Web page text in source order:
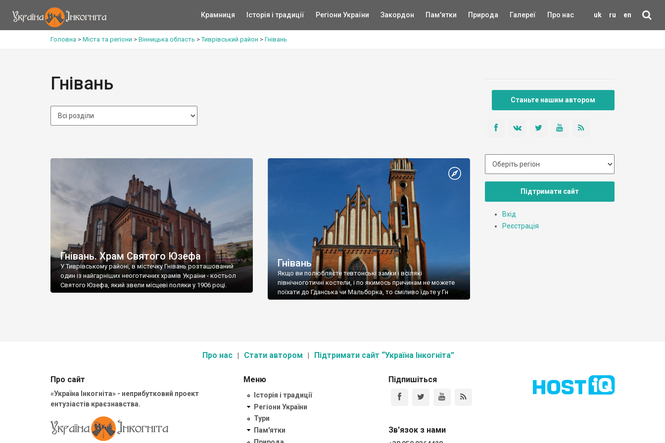
uk ru en
Крамниця Історія і традиції Регіони України Закордон Пам'ятки Природа Галереї Про нас
Головна > Міста та регіони > Вінницька область >Тиврівський район > Гнівань
Гнівань
Гнівань. Храм Святого Юзефа
У Тиврівському районі, в містечку Гнівань розташований
один із найгарніших неоготичних храмів України - костьол
Святого Юзефа, який звели місцеві поляки у 1906 році.
Гнівань
Якщо ви полюбляєте тевтонські замки і всілякі
північноготичні костели, і по якимось причинам не можете
поїхати до Гданська чи Мальборка, то сміливо їдьте у Гн
Станьте нашим автором
Підтримати сайт
Вхід
Реєстрація
Про нас Стати автором Підтримати сайт “Україна Інкогніта”
Про сайт
«Україна Інкогніта» - неприбутковий проект
ентузіастів краєзнавства.
Меню
Історія і традиції
Регіони України
Тури
Пам'ятки
Підпишіться
Зв'язок з нами